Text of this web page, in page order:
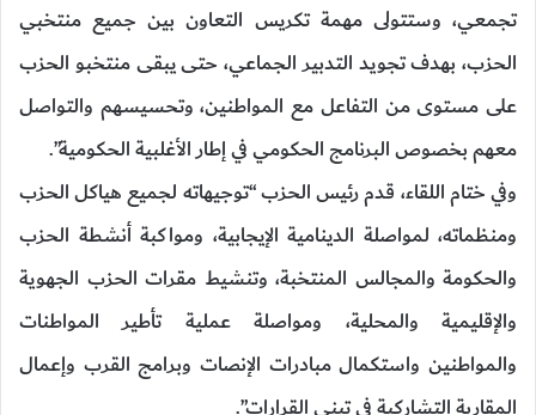
تجمعي، وستتولى مهمة تكريس التعاون بين جميع منتخبي
الحزب، بهدف تجويد التدبير الجماعي، حتى يبقى منتخبو الحزب
على مستوى من التفاعل مع المواطنين، وتحسيسهم والتواصل
معهم بخصوص البرنامج الحكومي في إطار الأغلبية الحكومية”.
وفي ختام اللقاء، قدم رئيس الحزب “توجيهاته لجميع هياكل الحزب
ومنظماته، لمواصلة الدينامية الإيجابية، ومواكبة أنشطة الحزب
والحكومة والمجالس المنتخبة، وتنشيط مقرات الحزب الجهوية
والإقليمية والمحلية، ومواصلة عملية تأطير المواطنات
والمواطنين واستكمال مبادرات الإنصات وبرامج القرب وإعمال
المقاربة التشاركية في تبني القرارات”.